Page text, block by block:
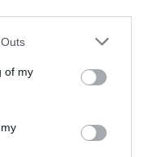
of my
cargas y riesgos
07/11/2025
5